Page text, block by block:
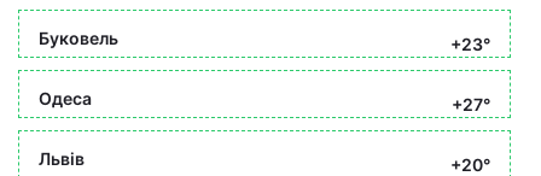
Буковель +23°
Одеса +27°
Львів +20°